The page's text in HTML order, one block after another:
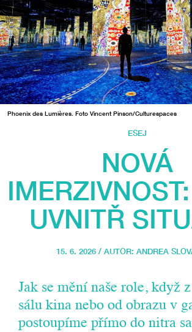
Phoenix des Lumières. Foto Vincent Pinson/Culturespaces
ESEJ
NOVÁ
UVNITŘ
15. 6. 2026 / AUTOR: ANDREA
Jak se mění naše role, když
sálu kina nebo od obrazu v
postoupíme přímo do nitra